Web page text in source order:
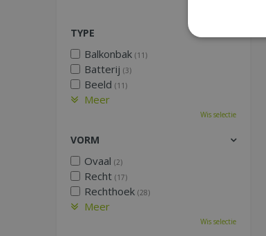
TYPE
Balkonbak (11)
Batterij (3)
Beeld (11)
Meer
Wis selectie
VORM
Ovaal (2)
Recht (17)
Rechthoek (28)
Meer
Wis selectie